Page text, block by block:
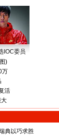
IOC委员
)
万
活
典以巧求胜